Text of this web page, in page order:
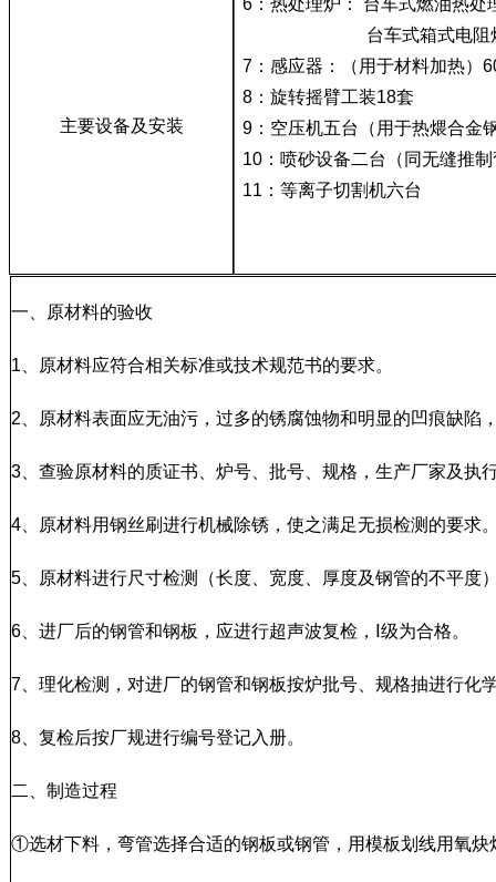
主要设备及安装
台车式箱式电
7：感应器：（用于材料加热）
8：旋转摇臂工装18套
9：空压机五台（用于热煨合金
10：喷砂设备二台（同无缝推
11：等离子切割机六台
一、原材料的验收
1、原材料应符合相关标准或技术规范书的要求。
2、原材料表面应无油污，过多的锈腐蚀物和明显的凹痕缺陷
3、查验原材料的质证书、炉号、批号、规格，生产厂家及执
4、原材料用钢丝刷进行机械除锈，使之满足无损检测的要求
5、原材料进行尺寸检测（长度、宽度、厚度及钢管的不平度
6、进厂后的钢管和钢板，应进行超声波复检，Ⅰ级为合格。
7、理化检测，对进厂的钢管和钢板按炉批号、规格抽进行化
8、复检后按厂规进行编号登记入册。
二、制造过程
①选材下料，弯管选择合适的钢板或钢管，用模板划线用氧